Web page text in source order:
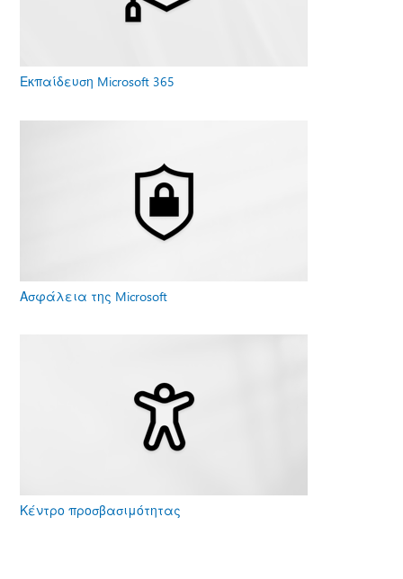
Εκπαίδευση Microsoft 365
Ασφάλεια της Microsoft
Κέντρο προσβασιμότητας